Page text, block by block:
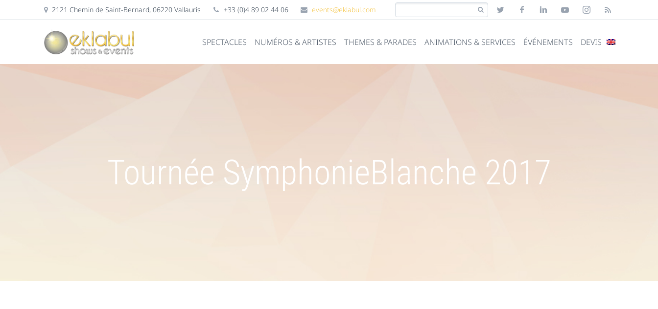
2121 Chemin de Saint-Bernard, 06220 Vallauris +33 (0)4 89 02 44 06 events@eklabul.com
SPECTACLES NUMÉROS & ARTISTES THEMES & PARADES ANIMATIONS & SERVICES ÉVÉNEMENTS DEVIS
Tournée SymphonieBlanche 2017